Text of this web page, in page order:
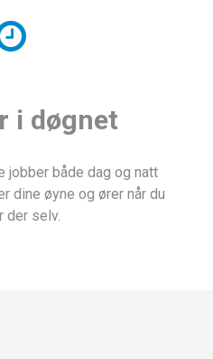
i døgnet
jobber både dag og natt
dine øyne og ører når du
der selv.